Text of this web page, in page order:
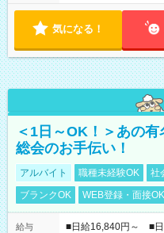
気になる！
＜1日～OK！＞あの
総会のお手伝い！
アルバイト 職種未経験OK 社
ブランクOK
WEB登録・面接OK
給与
■日給16,840円～ ■